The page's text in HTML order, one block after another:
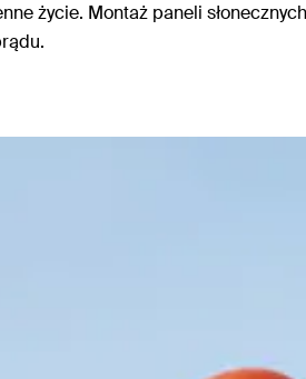
życie. Montaż paneli